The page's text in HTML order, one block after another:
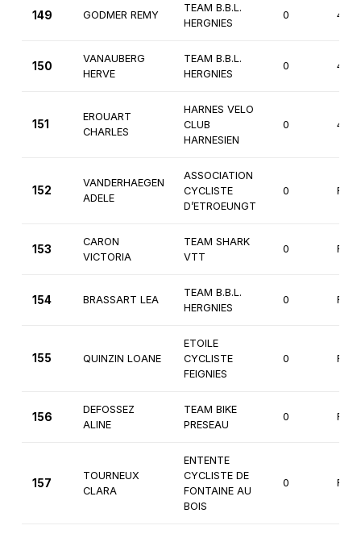
149 GODMER REMY
TEAM B.B.L.
HERGNIES
0
150
VANAUBERG
HERVE
TEAM B.B.L.
HERGNIES
0
151
EROUART
CHARLES
HARNES VELO
CLUB
HARNESIEN
0
152
VANDERHAEGEN
ADELE
ASSOCIATION
CYCLISTE
D’ETROEUNGT
0
153
CARON
VICTORIA
TEAM SHARK
VTT
0
154 BRASSART LEA
TEAM B.B.L.
HERGNIES
0
155 QUINZIN LOANE
ETOILE
CYCLISTE
FEIGNIES
0
156
DEFOSSEZ
ALINE
TEAM BIKE
PRESEAU
0
157
TOURNEUX
CLARA
ENTENTE
CYCLISTE DE
FONTAINE AU
BOIS
0